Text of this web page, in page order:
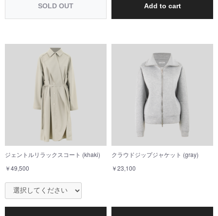
SOLD OUT Add to cart
ジェントルリラックスコート (khaki)
￥49,500
クラウドジップジャケット (gray)
￥23,100